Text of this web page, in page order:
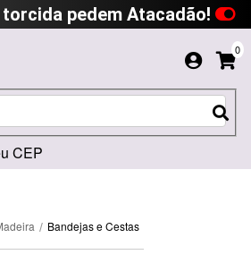
pedem Atacadão!
0
CEP
Bandejas e Cestas